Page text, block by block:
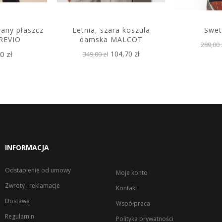
płaszcz
zł
Letnia, szara koszula
damska MALCOT
349,00 zł 104,70 zł
289,00
INFORMACJA
Odstapienie od umowy
Zwroty i reklamacje
Dostawa
Regulamin
Moje konto
Kontakt
Współpraca
Polityka prywatności